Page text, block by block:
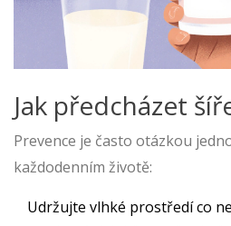
Jak předcházet
Prevence je často otázkou
každodenním životě:
Udržujte vlhké prostředíco